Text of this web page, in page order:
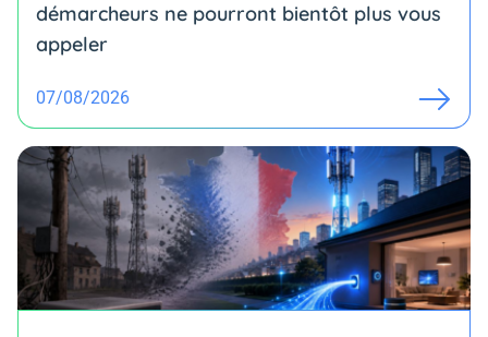
démarcheurs ne pourront bientôt plus vous
appeler
07/08/2026